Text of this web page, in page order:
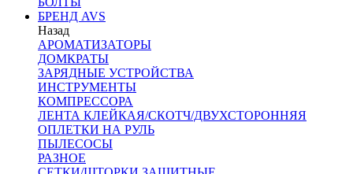
БРЕНД AVS
Назад
АРОМАТИЗАТОРЫ
ДОМКРАТЫ
ЗАРЯДНЫЕ УСТРОЙСТВА
ИНСТРУМЕНТЫ
КОМПРЕССОРА
ЛЕНТА КЛЕЙКАЯ/СКОТЧ/ДВУХСТОРОННЯЯ
ОПЛЕТКИ НА РУЛЬ
ПЫЛЕСОСЫ
РАЗНОЕ